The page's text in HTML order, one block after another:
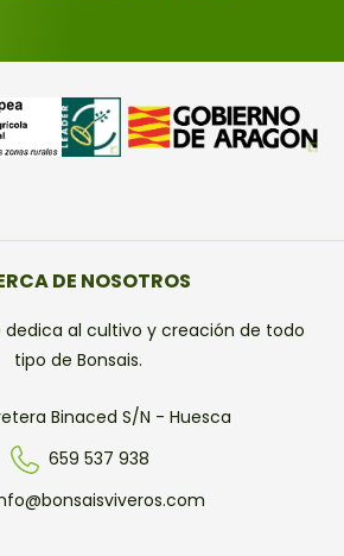
DE NOSOTROS
dedica al cultivo y creación de todo
tipo de Bonsais.
Binaced S/N - Huesca
659 537 938